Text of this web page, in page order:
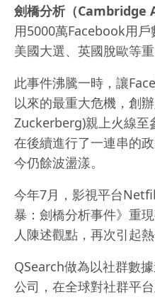
劍橋分析（Cambridge
用5000萬Facebook用
美國大選、英國脫歐等重
此事件沸騰一時，讓
以來的最重大危機，創
Zuckerberg)親上火線至
在後續進行了一連串的
今仍餘波盪漾。
今年7月，影視平台
暴：劍橋分析事件》重
人陳述觀點，再次引起熱
QSearch做為以社群數
公司，在全球對社群平